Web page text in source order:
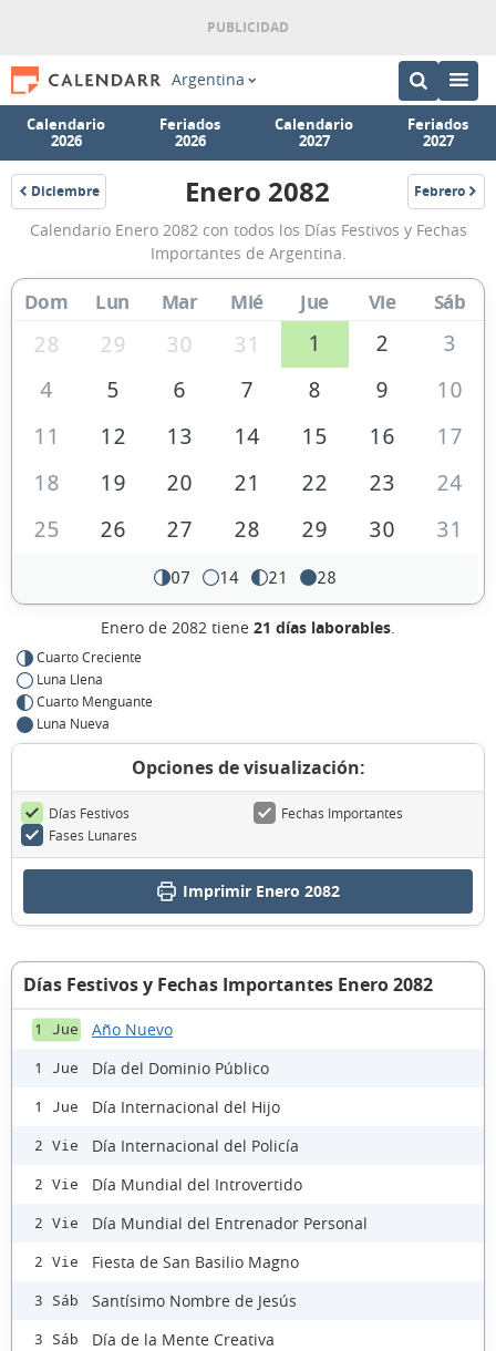
Argentina
Calendario
2026
Feriados
2026
Calendario
2027
Feriados
2027
Diciembre
2081
Calendario
Enero
2082
de
Argentina
Enero 2082 Febrero
2082
Calendario Enero 2082 con todos los Días Festivos y Fechas
Importantes de Argentina.
Dom Lun Mar Mié Jue Vie Sáb
28 29 30 31 1 2
3
4
5 6 7 8 9
10
11
12 13 14 15 16
17
18
19 20 21 22 23
24
25
26 27 28 29 30 31
07 14 21 28
Enero de 2082 tiene 21 días laborables.
Cuarto Creciente
Luna Llena
Cuarto Menguante
Luna Nueva
Opciones de visualización:
Días Festivos
Fechas Importantes
Fases Lunares
Imprimir Enero 2082
Días Festivos y Fechas Importantes Enero 2082
1 Jue Año Nuevo
1 Jue Día del Dominio Público
1 Jue Día Internacional del Hijo
2 Vie Día Internacional del Policía
2 Vie Día Mundial del Introvertido
2 Vie Día Mundial del Entrenador Personal
2 Vie Fiesta de San Basilio Magno
3 Sáb Santísimo Nombre de Jesús
3 Sáb Día de la Mente Creativa